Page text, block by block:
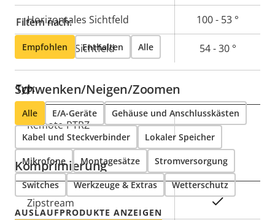
Horizontales Sichtfeld 100 - 53 °
Vertikales Sichtfeld 54 - 30 °
Schwenken/Neigen/Zoomen
Eigentumsbeschreibung Eigentumswert
Remote-PTRZ –
Komprimierung
Eigentumsbeschreibung Eigentumswert
Zipstream
Filtern nach:
Empfohlen Enthalten Alle
Typ:
Alle E/A-Geräte Gehäuse und Anschlusskästen
Kabel und Steckverbinder Lokaler Speicher
Mikrofone Montagesätze Stromversorgung
Switches Werkzeuge & Extras Wetterschutz
AUSLAUFPRODUKTE ANZEIGEN